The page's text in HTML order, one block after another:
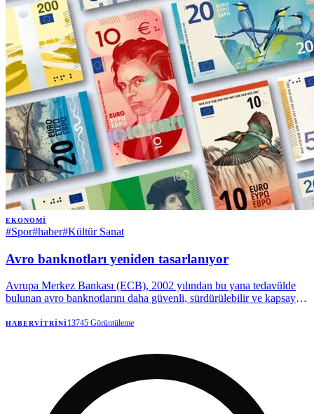
EKONOMI
#Spor#haber#Kültür Sanat
Avro banknotları yeniden tasarlanıyor
Avrupa Merkez Bankası (ECB), 2002 yılından bu yana tedavülde
bulunan avro banknotlarını daha güvenli, sürdürülebilir ve kapsayıcı
Ajansı
HABERVITRINI13745 Görüntüleme